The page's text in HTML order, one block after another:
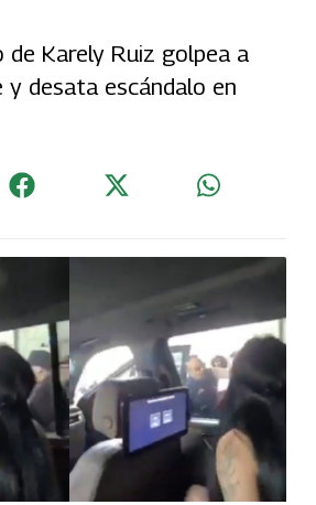
de Karely Ruiz golpea a
y desata escándalo en